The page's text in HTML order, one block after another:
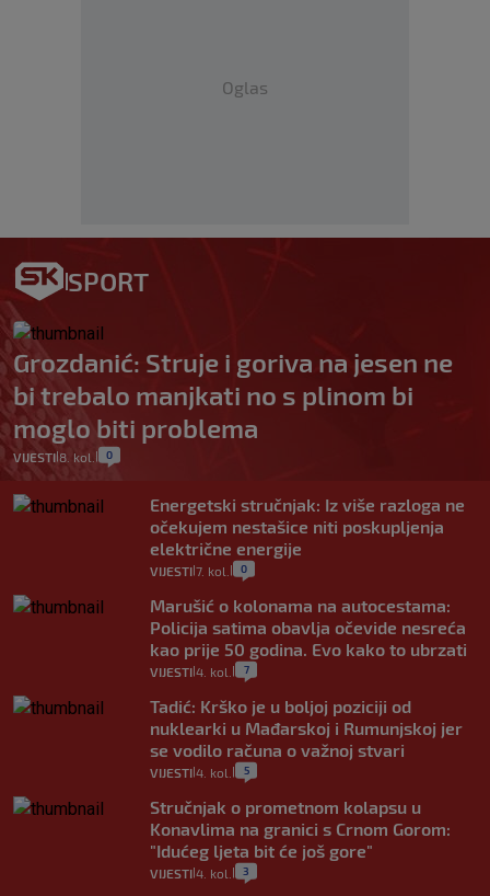
Oglas
SPORT
Grozdanić: Struje i goriva na jesen ne
bi trebalo manjkati no s plinom bi
moglo biti problema
VIJESTI| 8. kol. 0
Energetski stručnjak: Iz više razloga ne
očekujem nestašice niti poskupljenja
električne energije
VIJESTI 7. kol. 0
Marušić o kolonama na autocestama:
Policija satima obavlja očevide nesreća
kao prije 50 godina. Evo kako to ubrzati
VIJESTI 4. kol. 7
Tadić: Krško je u boljoj poziciji od
nuklearki u Mađarskoj i Rumunjskoj jer
se vodilo računa o važnoj stvari
VIJESTI 4. kol. 5
Stručnjak o prometnom kolapsu u
Konavlima na granici s Crnom Gorom:
"Idućeg ljeta bit će još gore"
VIJESTI 4. kol. 3